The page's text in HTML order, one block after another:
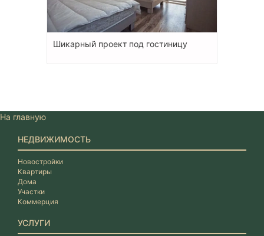
Шикарный проект под гостиницу
На главную
НЕДВИЖИМОСТЬ
Новостройки
Квартиры
Дома
Участки
Коммерция
УСЛУГИ